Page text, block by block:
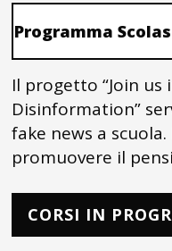
Programma
Il progetto “Join
Disinformation”
fake news a
promuovere il
CORSI IN